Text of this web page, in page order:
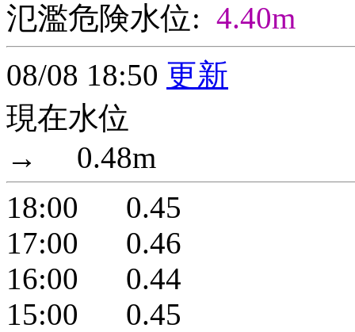
氾濫危険水位: 4.40m
08/08 18:50 更新
現在水位
→ 0.48m
18:00 0.45
17:00 0.46
16:00 0.44
15:00 0.45